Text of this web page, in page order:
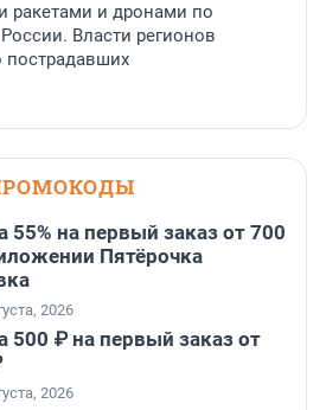
ракетами и дронами по
Власти регионов
55% на первый заказ от 700
Пятёрочка
2026
500 ₽ на первый заказ от
2026